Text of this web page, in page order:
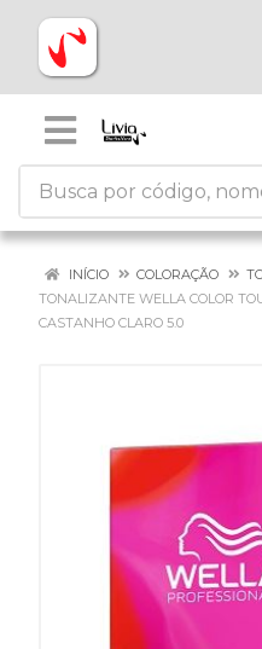
INÍCIO COLORAÇÃO
TONALIZANTE WELLA COLOR
CASTANHO CLARO 5.0